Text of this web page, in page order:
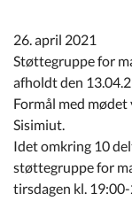
Kommuneplan
26. april 2021
Støttegruppe for
afholdt den
Formål med
Sisimiut.
Idet omkring 10
støttegruppe for
tirsdagen kl.